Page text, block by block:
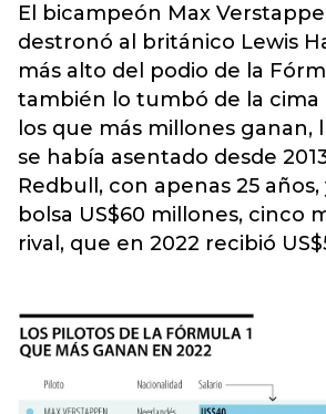
El bicampeón Max
destronó al británico Lewis
más alto del podio de la
también lo tumbó de la cima
los que más millones ganan,
se había asentado desde
Redbull, con apenas 25 años,
bolsa US$60 millones, cinco
rival, que en 2022 recibió